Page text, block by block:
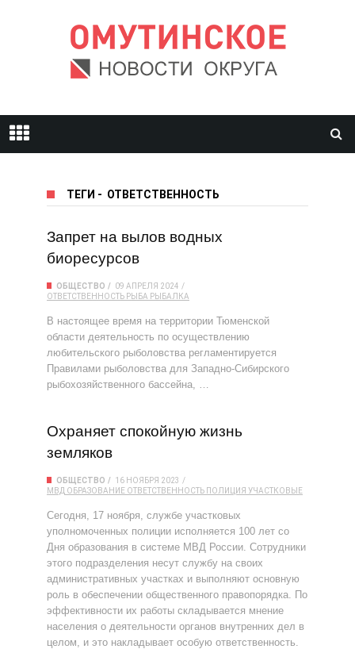
ТЕГИ - ОТВЕТСТВЕННОСТЬ
Запрет на вылов водных
биоресурсов
ОБЩЕСТВО
09 АПРЕЛЯ 2024
ОТВЕТСТВЕННОСТЬ РЫБА РЫБАЛКА
В настоящее время на территории Тюменской
области деятельность по осуществлению
любительского рыболовства регламентируется
Правилами рыболовства для Западно-Сибирского
рыбохозяйственного бассейна, …
Охраняет спокойную жизнь
земляков
ОБЩЕСТВО
16 НОЯБРЯ 2023
МВД ОБРАЗОВАНИЕ ОТВЕТСТВЕННОСТЬ ПОЛИЦИЯ УЧАСТКОВЫЕ
Сегодня, 17 ноября, службе участковых
уполномоченных полиции исполняется 100 лет со
Дня образования в системе МВД России. Сотрудники
этого подразделения несут службу на своих
административных участках и выполняют основную
роль в обеспечении общественного правопорядка. По
эффективности их работы складывается мнение
населения о деятельности органов внутренних дел в
целом, и это накладывает особую ответственность.